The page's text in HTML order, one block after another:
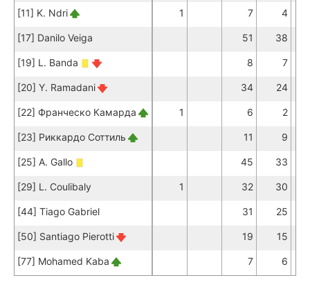
[11] K. Ndri 1 7 4
[17] Danilo Veiga 51 38
[19] L. Banda 8 7
[20] Y. Ramadani 34 24
[22] Франческо Камарда 1 6 2
[23] Риккардо Соттиль 11 9
[25] A. Gallo 45 33
[29] L. Coulibaly 1 32 30
[44] Tiago Gabriel 31 25
[50] Santiago Pierotti 19 15
[77] Mohamed Kaba 7 6